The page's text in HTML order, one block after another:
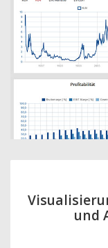
und